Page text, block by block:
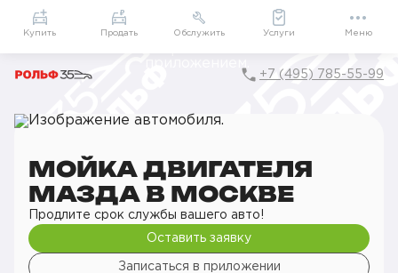
Приложение
Мой РОЛЬФ
Подарки внутри
+7 (495) 785-55-99
Главная
РОЛЬФ Сервис
Сервис Mazda
Детейлинг
МойкаМойка двигателя
МОЙКА ДВИГАТЕЛЯ
МАЗДА В МОСКВЕ
Продлите срок службы вашего авто!
Оставить заявку
Записаться в приложении
Купить Продать Обслужить Услуги Меню